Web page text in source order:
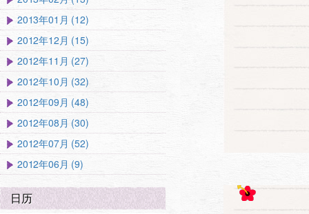
2013年01月 (12)
2012年12月 (15)
2012年11月 (27)
2012年10月 (32)
2012年09月 (48)
2012年08月 (30)
2012年07月 (52)
2012年06月 (9)
日历